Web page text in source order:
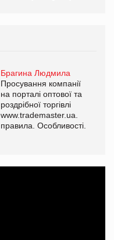
Брагина Людмила
Просування компанії
на порталі оптової та
роздрібної торгівлі
www.trademaster.ua.
правила. Особливості.